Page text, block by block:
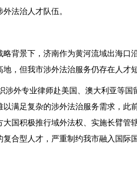
法治人才队伍。
背景下，济南作为黄河流域出海口
，但我市涉外法治服务仍存在人才短
涉外专业律师赴美国、澳大利亚等
满足复杂的涉外法治服务需求，此
国积极推行域外法权、实施长臂管
合型人才，严重制约我市融入国际